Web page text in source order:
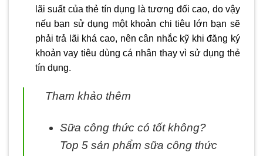
lãi suất của thẻ tín dụng là tương đối cao, do vậy
nếu bạn sử dụng một khoản chi tiêu lớn bạn sẽ
phải trả lãi khá cao, nên cân nhắc kỹ khi đăng ký
khoản vay tiêu dùng cá nhân thay vì sử dụng thẻ
tín dụng.
Tham khảo thêm
Sữa công thức có tốt không?
Top 5 sản phẩm sữa công thức